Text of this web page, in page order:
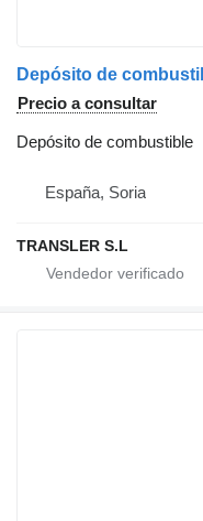
Depósito de
Precio a consultar
Depósito de combustible
España, Soria
TRANSLER S.L